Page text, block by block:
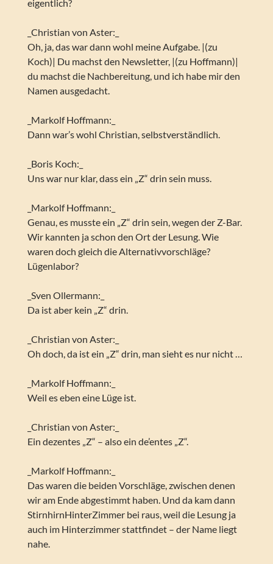
eigentlich?
_Christian von Aster:_
Oh, ja, das war dann wohl meine Aufgabe. |(zu
Koch)| Du machst den Newsletter, |(zu Hoffmann)|
du machst die Nachbereitung, und ich habe mir den
Namen ausgedacht.
_Markolf Hoffmann:_
Dann war’s wohl Christian, selbstverständlich.
_Boris Koch:_
Uns war nur klar, dass ein „Z“ drin sein muss.
_Markolf Hoffmann:_
Genau, es musste ein „Z“ drin sein, wegen der Z-Bar.
Wir kannten ja schon den Ort der Lesung. Wie
waren doch gleich die Alternativvorschläge?
Lügenlabor?
_Sven Ollermann:_
Da ist aber kein „Z“ drin.
_Christian von Aster:_
Oh doch, da ist ein „Z“ drin, man sieht es nur nicht …
_Markolf Hoffmann:_
Weil es eben eine Lüge ist.
_Christian von Aster:_
Ein dezentes „Z“ – also ein de’entes „Z“.
_Markolf Hoffmann:_
Das waren die beiden Vorschläge, zwischen denen
wir am Ende abgestimmt haben. Und da kam dann
StirnhirnHinterZimmer bei raus, weil die Lesung ja
auch im Hinterzimmer stattfindet – der Name liegt
nahe.